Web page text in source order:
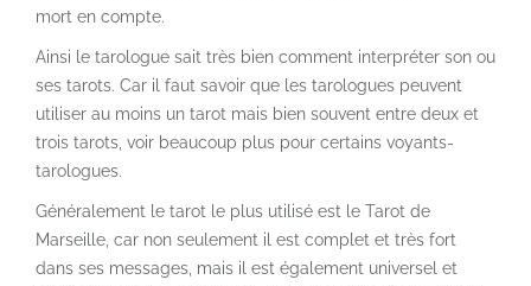
mort en compte.
Ainsi le tarologue sait très bien comment interpréter son ou
ses tarots. Car il faut savoir que les tarologues peuvent
utiliser au moins un tarot mais bien souvent entre deux et
trois tarots, voir beaucoup plus pour certains voyants-
tarologues.
Généralement le tarot le plus utilisé est le Tarot de
Marseille, car non seulement il est complet et très fort
dans ses messages, mais il est également universel et